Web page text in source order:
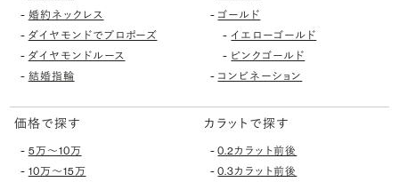
- 婚約ネックレス
- ダイヤモンドでプロポーズ
- ダイヤモンドルース
- 結婚指輪
- ゴールド
-イエローゴールド
- ピンクゴールド
- コンビネーション
価格で探す
- 5万〜10万
- 10万〜15万
カラットで探す
-0.2カラット前後
-0.3カラット前後